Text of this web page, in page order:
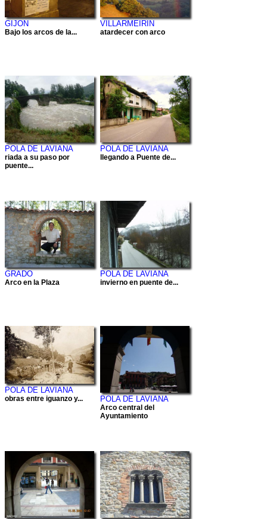
GIJON
Bajo los arcos de la...
VILLARMEIRIN
atardecer con arco
POLA DE LAVIANA
riada a su paso por
puente...
POLA DE LAVIANA
llegando a Puente de...
GRADO
Arco en la Plaza
POLA DE LAVIANA
invierno en puente de...
POLA DE LAVIANA
obras entre iguanzo y... POLA DE LAVIANA
Arco central del
Ayuntamiento